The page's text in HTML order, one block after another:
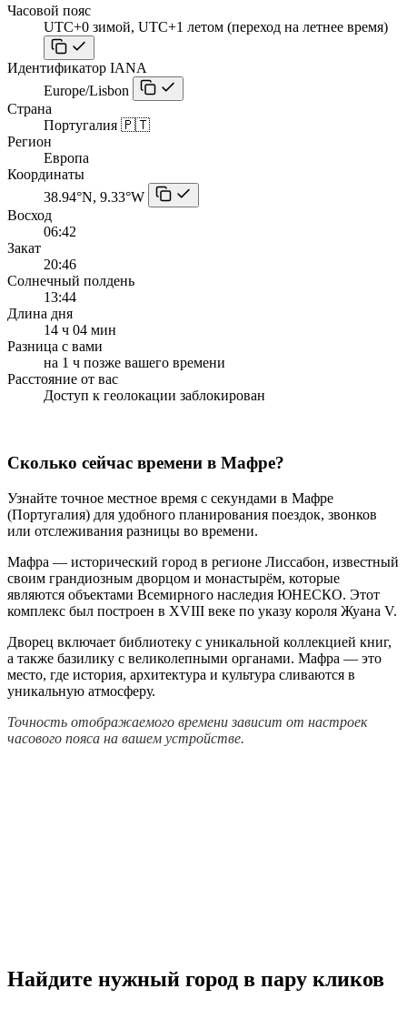
Часовой пояс
UTC+0 зимой, UTC+1 летом (переход на летнее время)
Идентификатор IANA
Europe/Lisbon
Страна
Португалия 🇵🇹
Регион
Европа
Координаты
38.94°N, 9.33°W
Восход
06:42
Закат
20:46
Солнечный полдень
13:44
Длина дня
14 ч 04 мин
Разница с вами
на 1 ч позже вашего времени
Расстояние от вас
Доступ к геолокации заблокирован
Сколько сейчас времени в Мафре?
Узнайте точное местное время с секундами в Мафре
(Португалия) для удобного планирования поездок, звонков
или отслеживания разницы во времени.
Мафра — исторический город в регионе Лиссабон, известный
своим грандиозным дворцом и монастырём, которые
являются объектами Всемирного наследия ЮНЕСКО. Этот
комплекс был построен в XVIII веке по указу короля Жуана V.
Дворец включает библиотеку с уникальной коллекцией книг,
а также базилику с великолепными органами. Мафра — это
место, где история, архитектура и культура сливаются в
уникальную атмосферу.
Точность отображаемого времени зависит от настроек
часового пояса на вашем устройстве.
Найдите нужный город в пару кликов